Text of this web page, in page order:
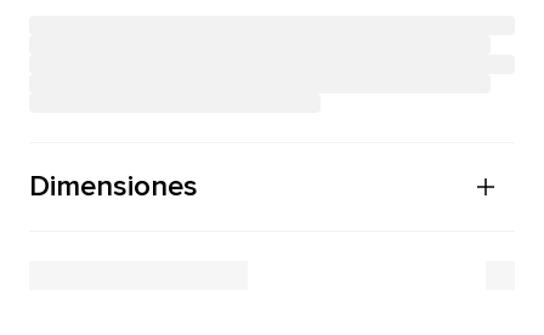
Dimensiones